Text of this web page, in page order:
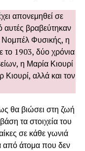
απονεμηθεί σε
αυτές βραβεύτηκαν
Φυσικής, η
το 1903, δύο χρόνια
η Μαρία Κιουρί
Κιουρί, αλλά και τον
θα βιώσει στη ζωή
τα στοιχεία του
σε κάθε γωνιά
από άτομα που δεν